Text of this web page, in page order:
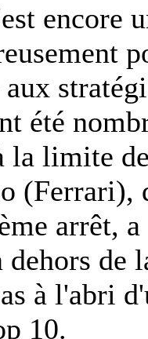
encore
été
la limite
(Ferrari),
arrêt,
dehors de
à l'abri
10.